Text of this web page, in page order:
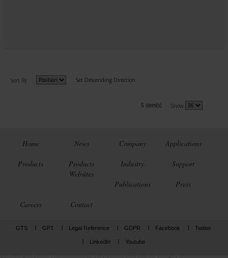
Sort By Set Descending Direction
5 item(s) Show
Home News Company Applications
Products
Products
Websites
Industry Support
Publications Press
Careers Contact
GTS GPT Legal Reference GDPR Facebook Twitter
LinkedIn Youtube